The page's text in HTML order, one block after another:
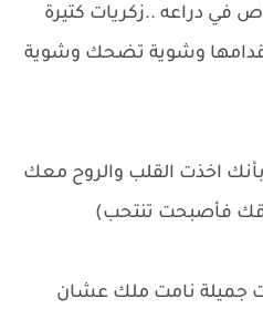
في دراعه ..زكريات كتيرة
قدامها وشوية تضحك وشوية
اخذت القلب والروح معك
فأصبحت تنتحب)
جميلة نامت ملك عشان